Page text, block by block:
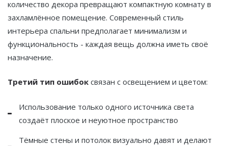
количество декора превращают компактную комнату в
захламлённое помещение. Современный стиль
интерьера спальни предполагает минимализм и
функциональность - каждая вещь должна иметь своё
назначение.
Третий тип ошибок связан с освещением и цветом:
Использование только одного источника света
создаёт плоское и неуютное пространство
Тёмные стены и потолок визуально давят и делают